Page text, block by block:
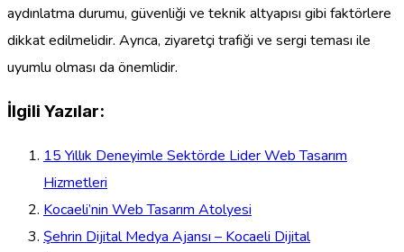
aydınlatma durumu, güvenliği ve teknik altyapısı gibi faktörlere
dikkat edilmelidir. Ayrıca, ziyaretçi trafiği ve sergi teması ile
uyumlu olması da önemlidir.
İlgili Yazılar:
15 Yıllık Deneyimle Sektörde Lider Web Tasarım
Hizmetleri
Kocaeli’nin Web Tasarım Atolyesi
Şehrin Dijital Medya Ajansı – Kocaeli Dijital